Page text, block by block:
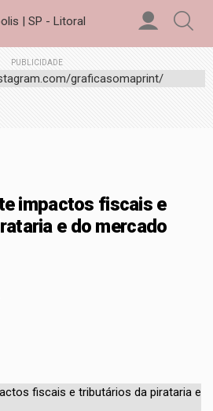
PUBLICIDADE
impactos fiscais e
e do mercado